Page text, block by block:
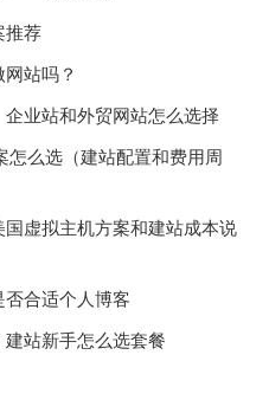
推荐
站吗？
业站和外贸网站怎么选择
怎么选（建站配置和费用周
虚拟主机方案和建站成本说
合适个人博客
站新手怎么选套餐